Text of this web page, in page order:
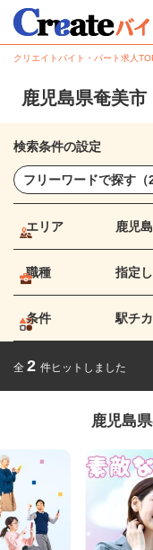
クリエイトバイト・パート求人
鹿児島県奄美
検索条件の設定
エリア 鹿児
職種 指定
条件 駅チカ
全 2 件ヒットしました
鹿児島